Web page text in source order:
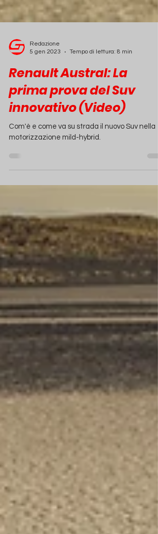
Redazione
Tempo di lettura: 8 min
Renault Austral: La
prima prova del Suv
innovativo (Video)
motorizzazione mild-hybrid.